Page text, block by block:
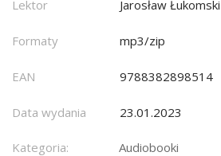
Lektor Jarosław Łukomski
Formaty mp3/zip
EAN 9788382898514
Data wydania 23.01.2023
Kategoria: Audiobooki